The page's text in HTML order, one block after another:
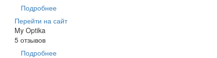
Подробнее
Перейти на сайт
My Optika
5 отзывов
Подробнее